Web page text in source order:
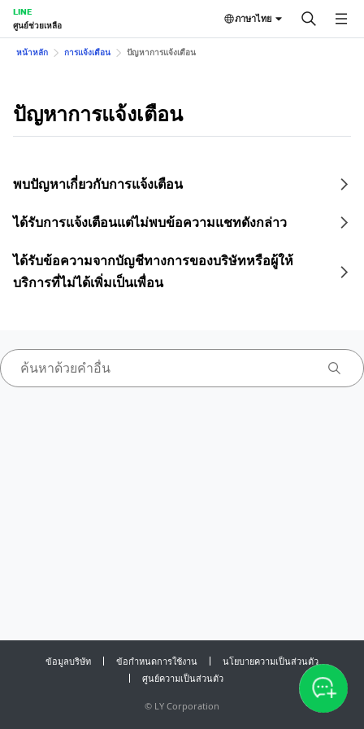
LINE
ศูนย์ช่วยเหลือ
ภาษาไทย
หน้าหลัก การแจ้งเตือน ปัญหาการแจ้งเตือน
ปัญหาการแจ้งเตือน
พบปัญหาเกี่ยวกับการแจ้งเตือน
ได้รับการแจ้งเตือนแต่ไม่พบข้อความแชทดังกล่าว
ได้รับข้อความจากบัญชีทางการของบริษัทหรือผู้ให้
บริการที่ไม่ได้เพิ่มเป็นเพื่อน
ข้อมูลบริษัท ข้อกำหนดการใช้งาน
นโยบายความเป็นส่วนตัว
ศูนย์ความเป็นส่วนตัว
© LY Corporation